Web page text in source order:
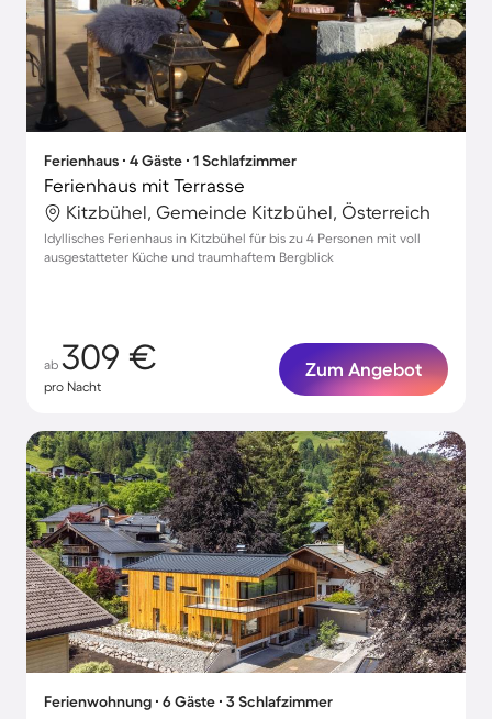
Ferienhaus ∙ 4 Gäste ∙ 1 Schlafzimmer
Ferienhaus mit Terrasse
Kitzbühel, Gemeinde Kitzbühel, Österreich
Idyllisches Ferienhaus in Kitzbühel für bis zu 4 Personen mit voll
ausgestatteter Küche und traumhaftem Bergblick
ab 309 €
pro Nacht
Zum Angebot
Ferienwohnung ∙ 6 Gäste ∙ 3 Schlafzimmer